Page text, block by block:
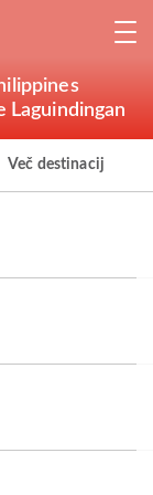
Laguindingan
Več destinacij